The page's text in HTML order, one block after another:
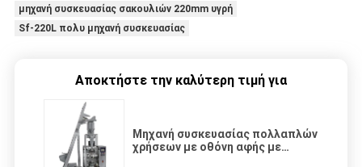
μηχανή συσκευασίας σακουλιών 220mm υγρή
Sf-220L πολυ μηχανή συσκευασίας
Αποκτήστε την καλύτερη τιμή για
Μηχανή συσκευασίας πολλαπλών
χρήσεων με οθόνη αφής με